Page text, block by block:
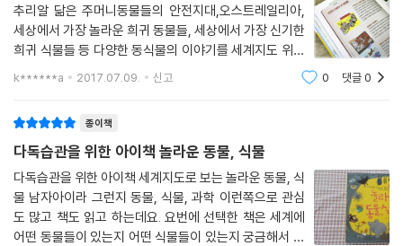
추리알 닮은 주머니동물들의 안전지대,오스트레일리아,
세상에서 가장 놀라운 희귀 동물들, 세상에서 가장 신기한
희귀 식물들 등 다양한 동식물의 이야기를 세계지도 위에
주제별로 묶어서 이야기를 풀어 내고 있어요.이런 류의 이
k******a 2017.07.09. 신고 0 댓글0
종이책
다독습관을 위한 아이책 놀라운 동물, 식물
다독습관을 위한 아이책 세계지도로 보는 놀라운 동물, 식
물 남자아이라 그런지 동물, 식물, 과학 이런쪽으로 관심
도 많고 책도 읽고 하는데요. 요번에 선택한 책은 세계에
어떤 동물들이 있는지 어떤 식물들이 있는지 궁금해서 선